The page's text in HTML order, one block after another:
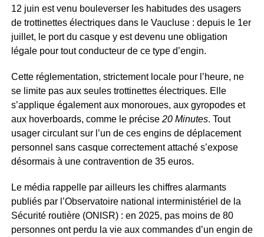
12 juin est venu bouleverser les habitudes des usagers
de trottinettes électriques dans le Vaucluse : depuis le 1er
juillet, le port du casque y est devenu une obligation
légale pour tout conducteur de ce type d’engin.
Cette réglementation, strictement locale pour l’heure, ne
se limite pas aux seules trottinettes électriques. Elle
s’applique également aux monoroues, aux gyropodes et
aux hoverboards, comme le précise 20 Minutes. Tout
usager circulant sur l’un de ces engins de déplacement
personnel sans casque correctement attaché s’expose
désormais à une contravention de 35 euros.
Le média rappelle par ailleurs les chiffres alarmants
publiés par l’Observatoire national interministériel de la
Sécurité routière (ONISR) : en 2025, pas moins de 80
personnes ont perdu la vie aux commandes d’un engin de